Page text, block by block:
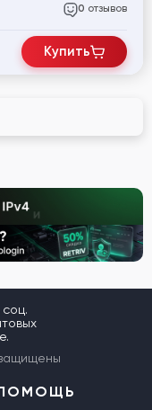
0 отзывов
Купить